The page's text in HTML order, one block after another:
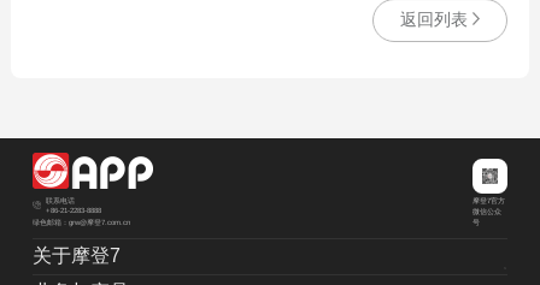
返回列表
联系电话
+86-21-2283-8888
绿色邮箱：grw@摩登7.com.cn
摩登7官方
微信公众
号
关于摩登7